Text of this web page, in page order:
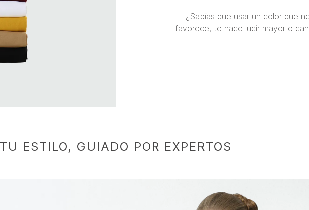
¿Sabías que usar un color que
favorece, te hace lucir mayor o
TU ESTILO, GUIADO POR EXPERTOS